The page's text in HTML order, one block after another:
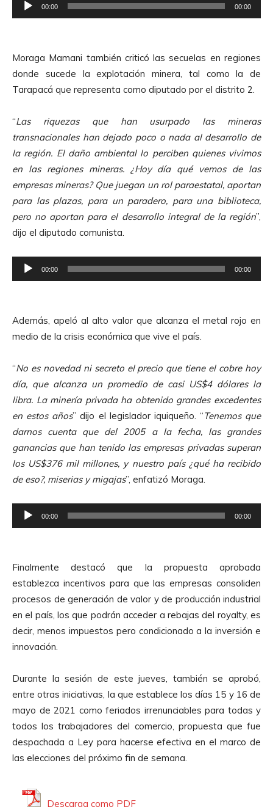
e
o
d
u
o
r
d
e
A
u
d
i
00:00 00:00
Moraga Mamani también criticó las secuelas en regiones
donde sucede la explotación minera, tal como la de
Tarapacá que representa como diputado por el distrito 2.
“Las riquezas que han usurpado las mineras
transnacionales han dejado poco o nada al desarrollo de
la región. El daño ambiental lo perciben quienes vivimos
en las regiones mineras. ¿Hoy día qué vemos de las
empresas mineras? Que juegan un rol paraestatal, aportan
para las plazas, para un paradero, para una biblioteca,
pero no aportan para el desarrollo integral de la región”,
dijo el diputado comunista.
e
o
d
t
o
r
d
e
A
u
d
00:00 00:00
Además, apeló al alto valor que alcanza el metal rojo en
medio de la crisis económica que vive el país.
“No es novedad ni secreto el precio que tiene el cobre hoy
día, que alcanza un promedio de casi US$4 dólares la
libra. La minería privada ha obtenido grandes excedentes
en estos años” dijo el legislador iquiqueño. “Tenemos que
darnos cuenta que del 2005 a la fecha, las grandes
ganancias que han tenido las empresas privadas superan
los US$376 mil millones, y nuestro país ¿qué ha recibido
de eso?, miserias y migajas”, enfatizó Moraga.
e
o
d
u
c
t
o
d
e
A
u
d
i
00:00 00:00
Finalmente destacó que la propuesta aprobada
establezca incentivos para que las empresas consoliden
procesos de generación de valor y de producción industrial
en el país, los que podrán acceder a rebajas del royalty, es
decir, menos impuestos pero condicionado a la inversión e
innovación.
Durante la sesión de este jueves, también se aprobó,
entre otras iniciativas, la que establece los días 15 y 16 de
mayo de 2021 como feriados irrenunciables para todas y
todos los trabajadores del comercio, propuesta que fue
despachada a Ley para hacerse efectiva en el marco de
las elecciones del próximo fin de semana.
Descarga como PDF